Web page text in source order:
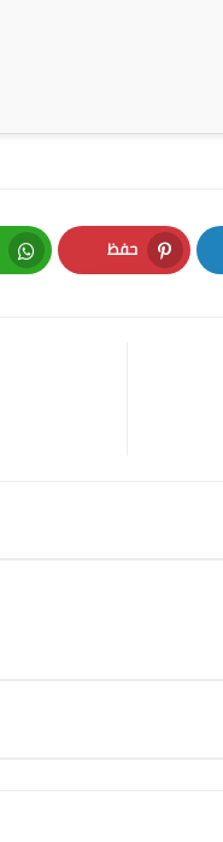
حفظ
Pinterest